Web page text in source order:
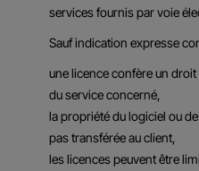
services fournis par voie
Sauf indication expresse
une licence confère un
du service concerné,
la propriété du logiciel ou
pas transférée au client,
les licences peuvent être